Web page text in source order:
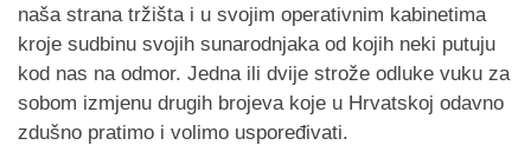
naša strana tržišta i u svojim operativnim kabinetima
kroje sudbinu svojih sunarodnjaka od kojih neki putuju
kod nas na odmor. Jedna ili dvije strože odluke vuku za
sobom izmjenu drugih brojeva koje u Hrvatskoj odavno
zdušno pratimo i volimo uspoređivati.